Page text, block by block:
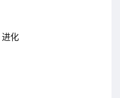
进化